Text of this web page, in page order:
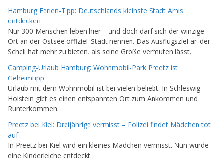
Hamburg Ferien-Tipp: Deutschlands kleinste Stadt Arnis
entdecken
Nur 300 Menschen leben hier – und doch darf sich der winzige
Ort an der Ostsee offiziell Stadt nennen. Das Ausflugsziel an der
Scheli hat mehr zu bieten, als seine Größe vermuten lässt.
Camping-Urlaub Hamburg: Wohnmobil-Park Preetz ist
Geheimtipp
Urlaub mit dem Wohnmobil ist bei vielen beliebt. In Schleswig-
Holstein gibt es einen entspannten Ort zum Ankommen und
Runterkommen.
Preetz bei Kiel: Dreijährige vermisst – Polizei findet Mädchen tot
auf
In Preetz bei Kiel wird ein kleines Mädchen vermisst. Nun wurde
eine Kinderleiche entdeckt.